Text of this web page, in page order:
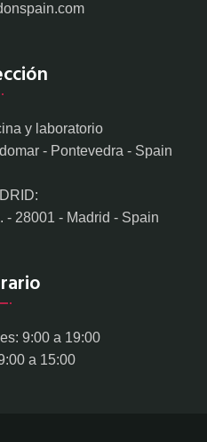
y laboratorio
- Pontevedra - Spain
- 28001 - Madrid - Spain
9:00 a 19:00
a 15:00